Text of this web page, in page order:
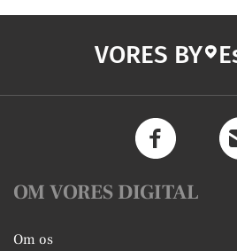
VORES BY
OM VORES DIGITAL
Om os